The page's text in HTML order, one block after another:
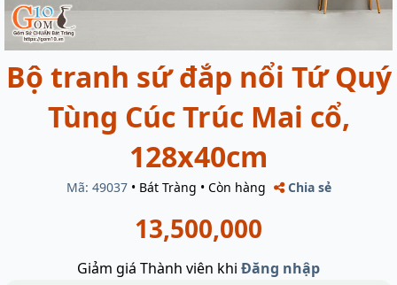
Bộ tranh sứ đắp nổi Tứ Quý
Tùng Cúc Trúc Mai cổ,
128x40cm
Mã: 49037 • Bát Tràng • Còn hàng Chia sẻ
13,500,000
Giảm giá Thành viên khi Đăng nhập